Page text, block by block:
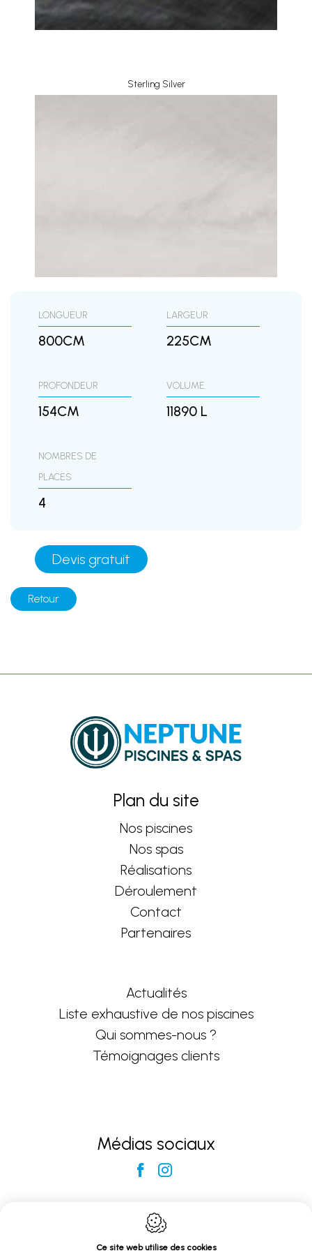
Sterling Silver
LONGUEUR
800CM
LARGEUR
225CM
PROFONDEUR
154CM
VOLUME
11890 L
NOMBRES DE
PLACES
4
Devis gratuit
Retour
Plan du site
Nos piscines
Nos spas
Réalisations
Déroulement
Contact
Partenaires
Actualités
Liste exhaustive de nos piscines
Qui sommes-nous ?
Témoignages clients
Médias sociaux
Neptune Piscines Lille
Ce site web utilise des cookies